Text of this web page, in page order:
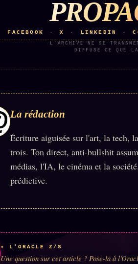
FACEBOOK · X · LINKEDIN ·
L'ARCHIVE NE SE
DIFFUSE CE QUE
La rédaction
Écriture aiguisée sur l'art, la tech,
trois. Ton direct, anti-bullshit
médias, l'IA, le cinéma et la
prédictive.
✦ L'ORACLE Z/S
Une question sur cet article ? Pose-la à